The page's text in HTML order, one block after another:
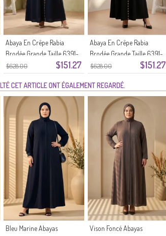
$628.00 $151.27
Abaya En Crêpe Rabia
Brodée Grande Taille 6391-
05 Bleu Marine
$628.00 $151.27
Abaya En Crêpe Rabia
Brodée Grande Taille 6391-
04 Noir
CET ARTICLE ONT ÉGALEMENT REGARDÉ.
Bleu Marine Abayas Vison Foncé Abayas